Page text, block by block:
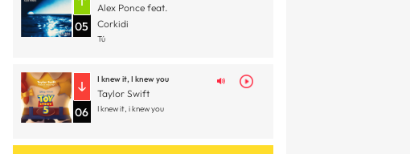
05
Alex Ponce feat.
Corkidi
Tú
06
I knew it, I knew you
Taylor Swift
I knew it, i knew you